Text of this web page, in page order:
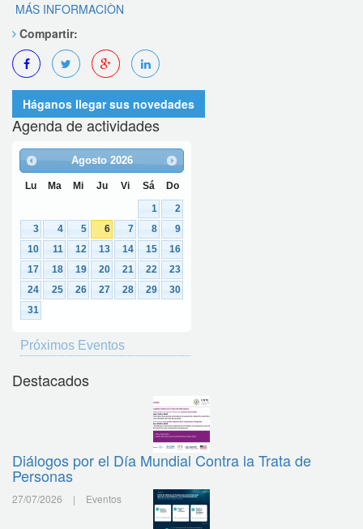
MÁS INFORMACIÒN
Compartir:
Háganos llegar sus novedades
Agenda de actividades
Agosto 2026
Lu Ma Mi Ju Vi Sá Do
1
2
3
4 5 6 7 8
9
10
11 12 13 14 15
16
17
18 19 20 21 22
23
24
25 26 27 28 29
30
31
Próximos Eventos
Destacados
Diálogos por el Día Mundial Contra la Trata de
Personas
27/07/2026 | Eventos